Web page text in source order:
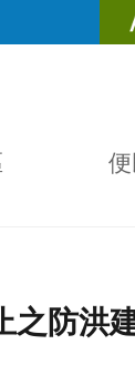
之防洪